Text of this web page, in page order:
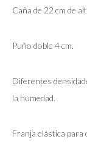
Caña de 22 cm de
Puño doble 4 cm.
Diferentes
la humedad.
Franja elástica para